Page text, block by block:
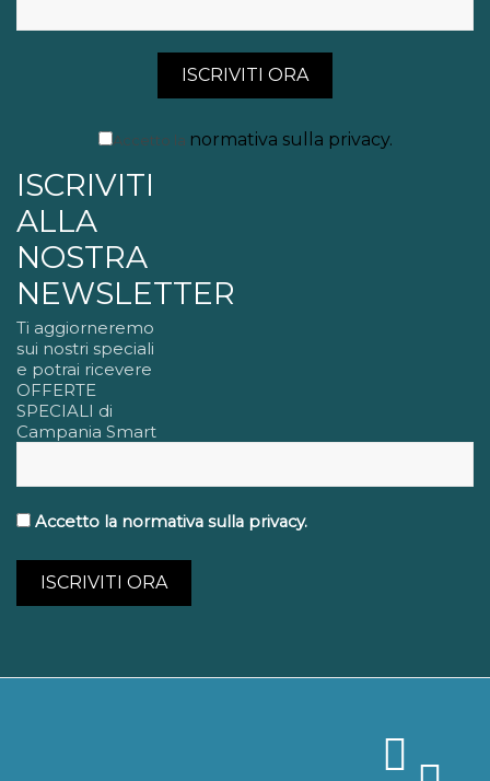
Accetto la normativa sulla privacy.
ISCRIVITI
ALLA
NOSTRA
NEWSLETTER
Ti aggiorneremo
sui nostri speciali
e potrai ricevere
OFFERTE
SPECIALI di
Campania Smart
Accetto la normativa sulla privacy.